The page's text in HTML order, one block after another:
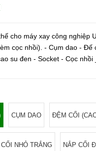
cho máy xay công nghiệp
cọc nhồi). - Cụm dao - Đế
su đen - Socket - Cọc nhồi
CỤM DAO ĐỆM CỐI
CỐI NHỎ TRẮNG NẮP CỐI